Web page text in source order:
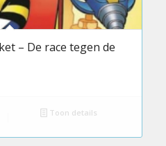
– De race tegen de
Toon details